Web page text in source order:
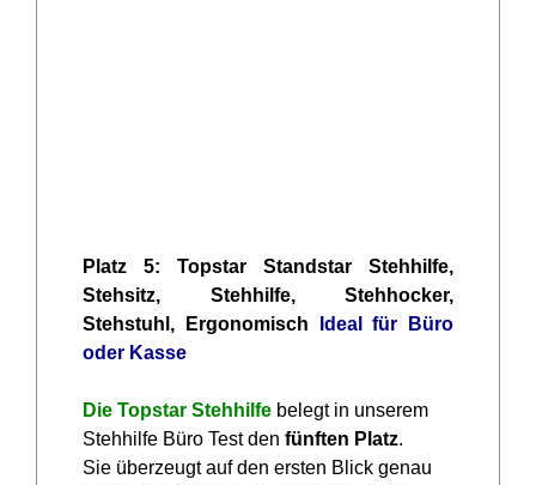
Platz 5: Topstar Standstar Stehhilfe,
Stehsitz, Stehhilfe, Stehhocker,
Stehstuhl, Ergonomisch
Ideal für Büro
oder Kasse
Die Topstar Stehhilfebelegt in unserem
Stehhilfe Büro Test den fünften Platz.
Sie überzeugt auf den ersten Blick genau